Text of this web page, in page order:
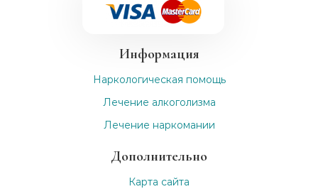
Информация
Наркологическая помощь
Лечение алкоголизма
Лечение наркомании
Дополнительно
Карта сайта